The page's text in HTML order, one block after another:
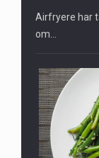
Airfryere har
om…